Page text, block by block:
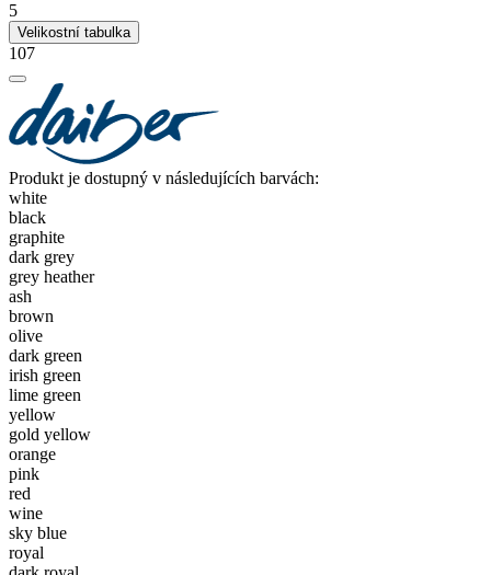
5
Velikostní tabulka
107
Produkt je dostupný v následujících barvách:
white
black
graphite
dark grey
grey heather
ash
brown
olive
dark green
irish green
lime green
yellow
gold yellow
orange
pink
red
wine
sky blue
royal